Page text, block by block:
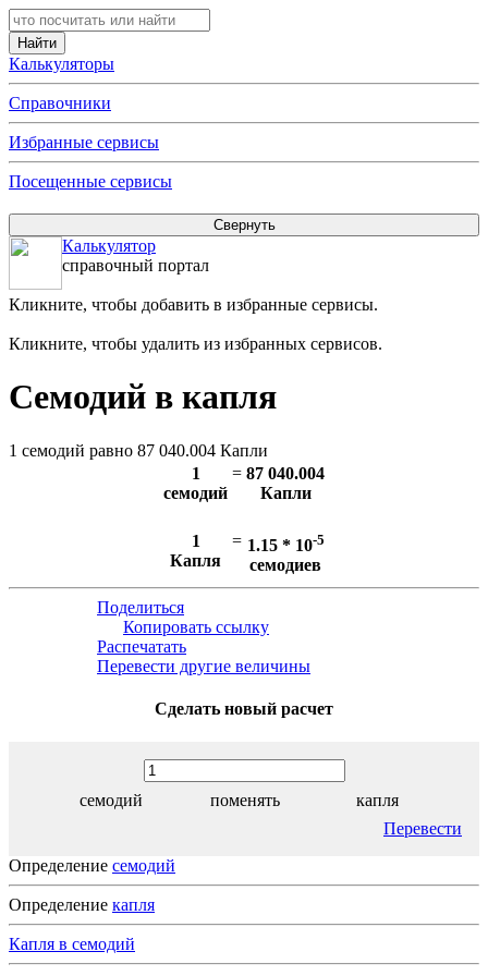
Калькуляторы
Справочники
Избранные сервисы
Посещенные сервисы
Калькулятор
справочный портал
Кликните, чтобы добавить в избранные сервисы.
Кликните, чтобы удалить из избранных сервисов.
Семодий в капля
1 семодий равно 87 040.004 Капли
1
семодий
= 87 040.004
Капли
1
Капля
= 1.15 * 10-5
семодиев
Поделиться
Копировать ссылку
Распечатать
Перевести другие величины
Сделать новый расчет
семодий поменять
капля
Перевести
Определение семодий
Определение капля
Капля в семодий